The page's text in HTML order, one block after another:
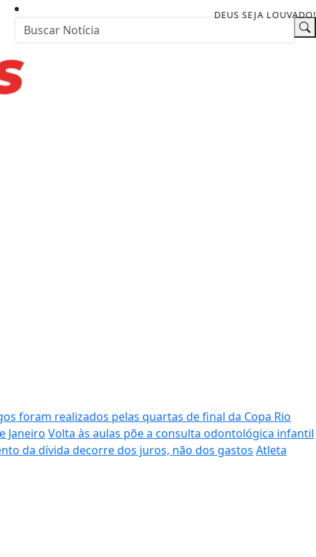
DEUS SEJA LOUVADO!
foram realizados pelas quartas de final da Copa Rio
Janeiro Volta às aulas põe a consulta odontológica infantil
da dívida decorre dos juros, não dos gastos Atleta